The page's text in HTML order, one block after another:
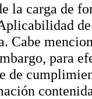
carga de
Cabe
para
de